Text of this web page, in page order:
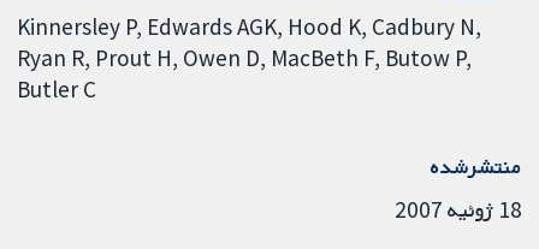
Kinnersley P Edwards AGK Hood K Cadbury N
Ryan R Prout H Owen D MacBeth F Butow P
Butler C
منتشرشده
18 ژوئیه 2007